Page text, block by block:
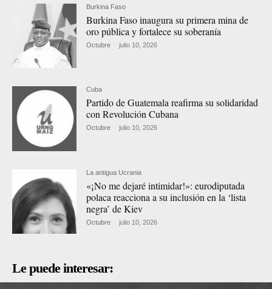
Burkina Faso
Burkina Faso inaugura su primera mina de
oro pública y fortalece su soberanía
Octubre - julio 10, 2026
Cuba
Partido de Guatemala reafirma su solidaridad
con Revolución Cubana
Octubre - julio 10, 2026
La antigua Ucrania
«¡No me dejaré intimidar!»: eurodiputada
polaca reacciona a su inclusión en la ‘lista
negra’ de Kiev
Octubre - julio 10, 2026
Le puede interesar: